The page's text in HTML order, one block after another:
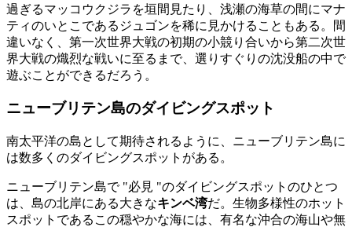
過ぎるマッコウクジラを垣間見たり、浅瀬の海草の間にマナ
ティのいとこであるジュゴンを稀に見かけることもある。間
違いなく、第一次世界大戦の初期の小競り合いから第二次世
界大戦の熾烈な戦いに至るまで、選りすぐりの沈没船の中で
遊ぶことができるだろう。
ニューブリテン島のダイビングスポット
南太平洋の島として期待されるように、ニューブリテン島に
は数多くのダイビングスポットがある。
ニューブリテン島で "必見 "のダイビングスポットのひとつ
は、島の北岸にある大きなキンベ湾だ。生物多様性のホット
スポットであるこの穏やかな海には、有名な沖合の海山や無